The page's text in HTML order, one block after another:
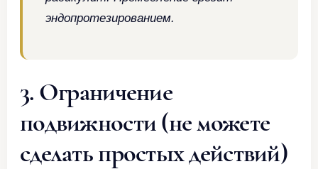
эндопротезированием.
3. Ограничение
подвижности (не можете
сделать простых действий)